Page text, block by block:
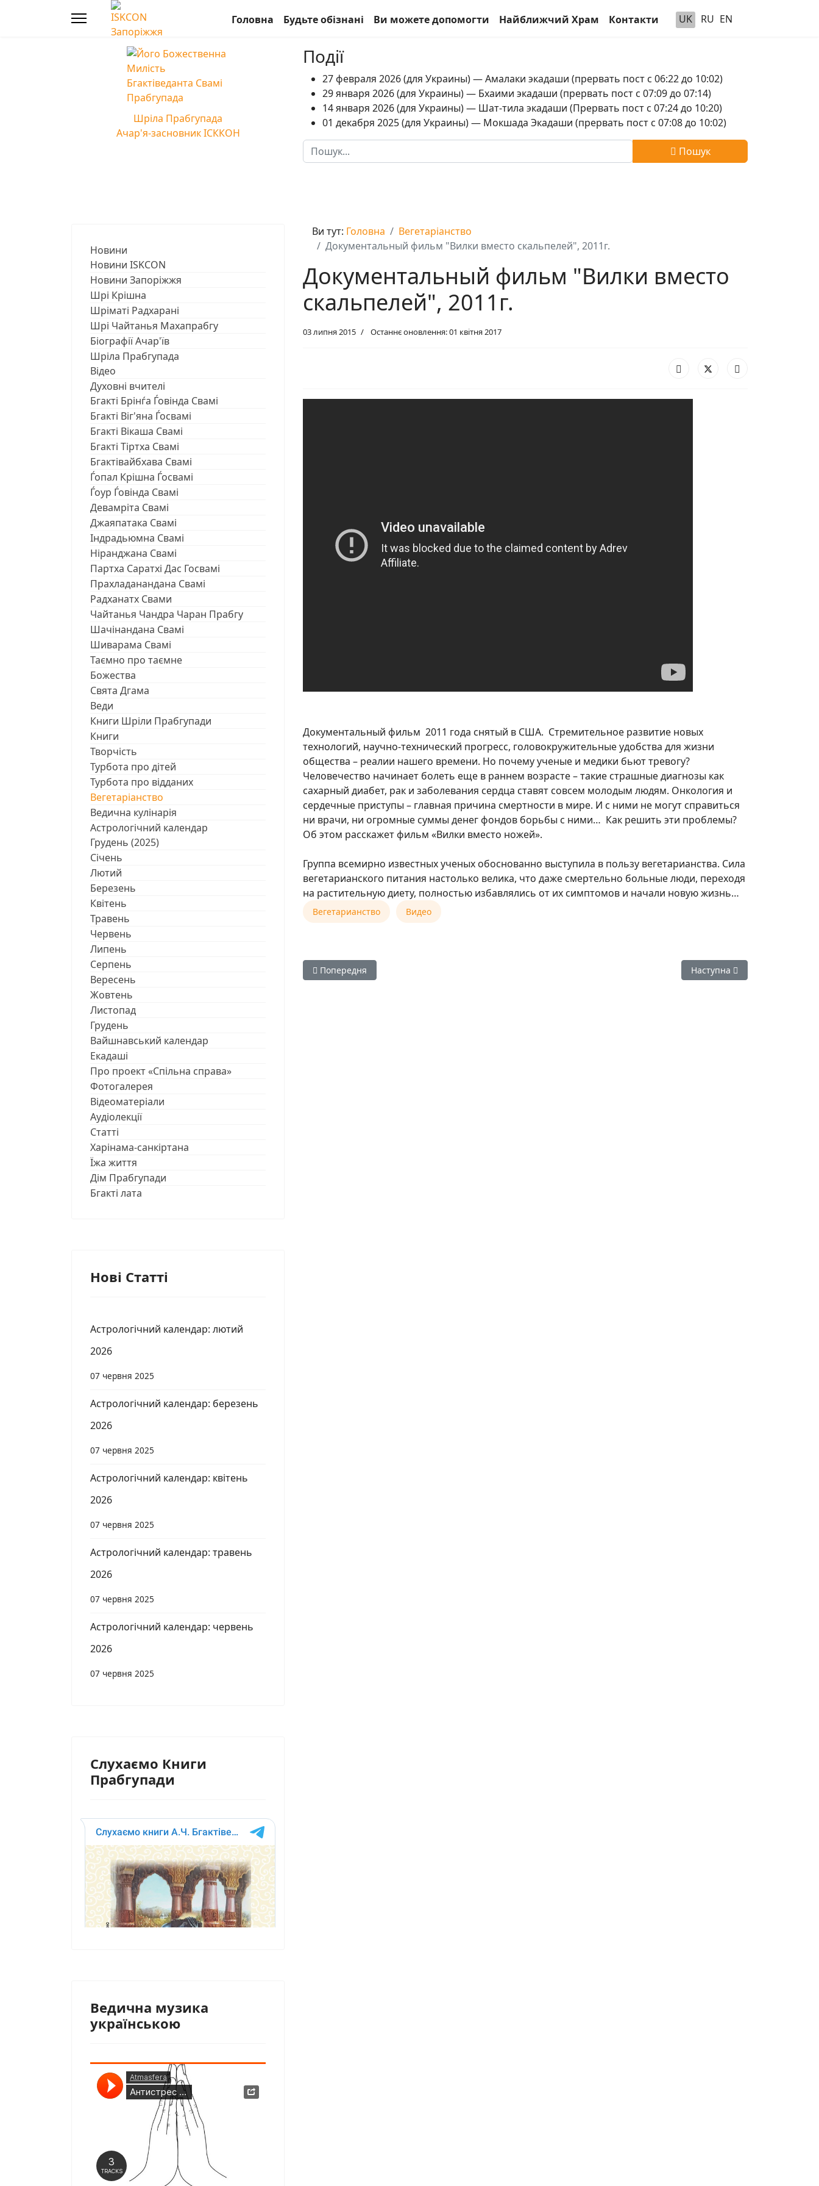
Головна Будьте обізнані Ви можете допомогти Найближчий Храм Контакти UK RU EN
Шріла Прабгупада
Ачар'я-засновник ІСККОН
Події
27 февраля 2026 (для Украины) — Амалаки экадаши (прервать пост с 06:22 до 10:02)
29 января 2026 (для Украины) — Бхаими экадаши (прервать пост с 07:09 до 07:14)
14 января 2026 (для Украины) — Шат-тила экадаши (Прервать пост с 07:24 до 10:20)
01 декабря 2025 (для Украины) — Мокшада Экадаши (прервать пост с 07:08 до 10:02)
Пошук
Пошук
Новини
Новини ISKCON
Новини Запоріжжя
Шрі Крішна
Шріматі Радхарані
Шрі Чайтанья Махапрабгу
Біографії Ачар'їв
Шріла Прабгупада
Відео
Духовні вчителі
Бгакті Брінѓа Ѓовінда Свамі
Бгакті Віг'яна Ѓосвамі
Бгакті Вікаша Свамі
Бгакті Тіртха Свамі
Бгактівайбхава Свамі
Ѓопал Крішна Ѓосвамі
Ѓоур Ѓовінда Свамі
Девамріта Свамі
Джаяпатака Свамі
Індрадьюмна Свамі
Ніранджана Свамі
Партха Саратхі Дас Госвамі
Прахладанандана Свамі
Радханатх Свами
Чайтанья Чандра Чаран Прабгу
Шачінандана Свамі
Шиварама Свамі
Таємно про таємне
Божества
Свята Дгама
Веди
Книги Шріли Прабгупади
Книги
Творчість
Турбота про дітей
Турбота про відданих
Вегетаріанство
Ведична кулінарія
Астрологічний календар
Грудень (2025)
Січень
Лютий
Березень
Квітень
Травень
Червень
Липень
Серпень
Вересень
Жовтень
Листопад
Грудень
Вайшнавський календар
Екадаші
Про проект «Спільна справа»
Фотогалерея
Відеоматеріали
Аудіолекції
Статті
Харінама-санкіртана
Їжа життя
Дім Прабгупади
Бгакті лата
Нові Статті
Астрологічний календар: лютий
2026
07 червня 2025
Астрологічний календар: березень
2026
07 червня 2025
Астрологічний календар: квітень
2026
07 червня 2025
Астрологічний календар: травень
2026
07 червня 2025
Астрологічний календар: червень
2026
07 червня 2025
Слухаємо Книги
Прабгупади
Ведична музика
українською
Ви тут: Головна
Вегетаріанство
Документальный фильм "Вилки вместо скальпелей", 2011г.
Документальный фильм "Вилки вместо
скальпелей", 2011г.
03 липня 2015 Останнє оновлення: 01 квітня 2017
Документальный фильм 2011 года снятый в США. Стремительное развитие новых
технологий, научно-технический прогресс, головокружительные удобства для жизни
общества – реалии нашего времени. Но почему ученые и медики бьют тревогу?
Человечество начинает болеть еще в раннем возрасте – такие страшные диагнозы как
сахарный диабет, рак и заболевания сердца ставят совсем молодым людям. Онкология и
сердечные приступы – главная причина смертности в мире. И с ними не могут справиться
ни врачи, ни огромные суммы денег фондов борьбы с ними… Как решить эти проблемы?
Об этом расскажет фильм «Вилки вместо ножей».
Группа всемирно известных ученых обоснованно выступила в пользу вегетарианства. Сила
вегетарианского питания настолько велика, что даже смертельно больные люди, переходя
на растительную диету, полностью избавлялись от их симптомов и начали новую жизнь…
Вегетарианство Видео
Попередня стаття: 100 врачей вышли к Белому дому с призывом отказаться от мяса
Попередня Наступна стаття: Фильм
Наступна